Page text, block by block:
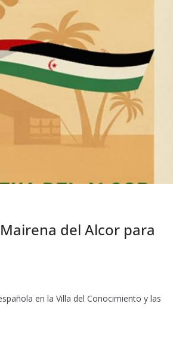
del Alcor para
en la Villa del Conocimiento y las